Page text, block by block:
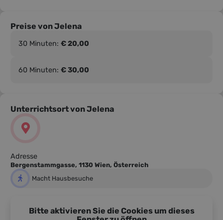
the lessons last. I have experience and my lessons
offer a whole package - not only playing, but
Preise von Jelena
30 Minuten:€ 20,00
60 Minuten:€ 30,00
Unterrichtsort von Jelena
Adresse
Bergenstammgasse, 1130 Wien, Österreich
Macht Hausbesuche
Bitte aktivieren Sie die Cookies um dieses